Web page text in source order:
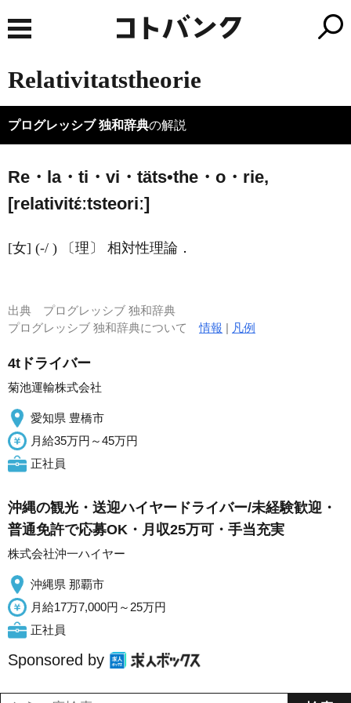
Relativitatstheorie
プログレッシブ 独和辞典の解説
Re・la・ti・vi・täts•the・o・rie,
[relativitέːtsteoriː]
[女] (-/ ) 〔理〕 相対性理論．
出典 プログレッシブ 独和辞典
プログレッシブ 独和辞典について情報 | 凡例
4tドライバー
菊池運輸株式会社
愛知県 豊橋市
月給35万円～45万円
正社員
沖縄の観光・送迎ハイヤードライバー/未経験歓迎・
普通免許で応募OK・月収25万可・手当充実
株式会社沖一ハイヤー
沖縄県 那覇市
月給17万7,000円～25万円
正社員
Sponsored by